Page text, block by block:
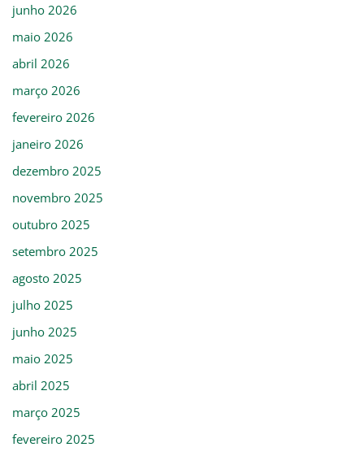
junho 2026
maio 2026
abril 2026
março 2026
fevereiro 2026
janeiro 2026
dezembro 2025
novembro 2025
outubro 2025
setembro 2025
agosto 2025
julho 2025
junho 2025
maio 2025
abril 2025
março 2025
fevereiro 2025